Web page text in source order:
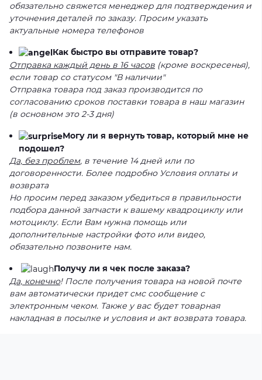
обязательно свяжется менеджер для подтверждения и
уточнения деталей по заказу. Просим указать
актуальные номера телефонов
Как быстро вы отправите товар?
Отправка каждый день в 16 часов (кроме воскресенья),
если товар со статусом "В наличии"
Отправка товара под заказ производится по
согласованию сроков поставки товара в наш магазин
(в основном это 2-3 дня)
Могу ли я вернуть товар, который мне не
подошел?
Да, без проблем, в течение 14 дней или по
договоренности. Более подробно Условия оплаты и
возврата
Но просим перед заказом убедиться в правильности
подбора данной запчасти к вашему квадроциклу или
мотоциклу. Если Вам нужна помощь или
дополнительные настройки фото или видео,
обязательно позвоните нам.
Получу ли я чек после заказа?
Да, конечно! После получения товара на новой почте
вам автоматически придет смс сообщение с
электронным чеком. Также у вас будет товарная
накладная в посылке и условия и акт возврата товара.